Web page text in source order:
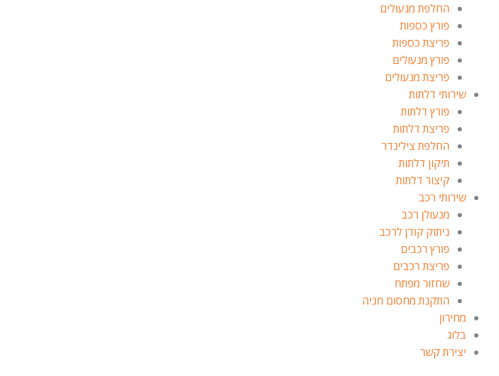
החלפת מנעולים
פורץ כספות
פריצת כספות
פורץ מנעולים
פריצת מנעולים
שירותי דלתות
פורץ דלתות
פריצת דלתות
החלפת צילינדר
תיקון דלתות
קיצור דלתות
שירותי רכב
מנעולן רכב
ניתוק קודן לרכב
פורץ רכבים
פריצת רכבים
שחזור מפתח
התקנת מחסום חניה
מחירון
בלוג
יצירת קשר